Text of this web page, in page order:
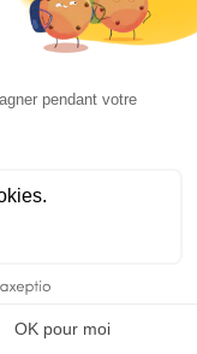
dans un hôtel 3*